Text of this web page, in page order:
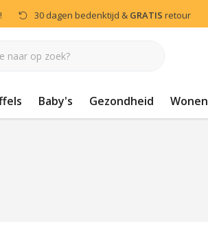
30 dagen bedenktijd & GRATIS retour
Baby's Gezondheid Wonen